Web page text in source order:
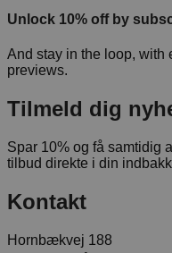
Unlock 10% off by
And stay in the loop, with
previews.
Tilmeld dig
Spar 10% og få samtidig
tilbud direkte i din
Kontakt
Hornbækvej 188